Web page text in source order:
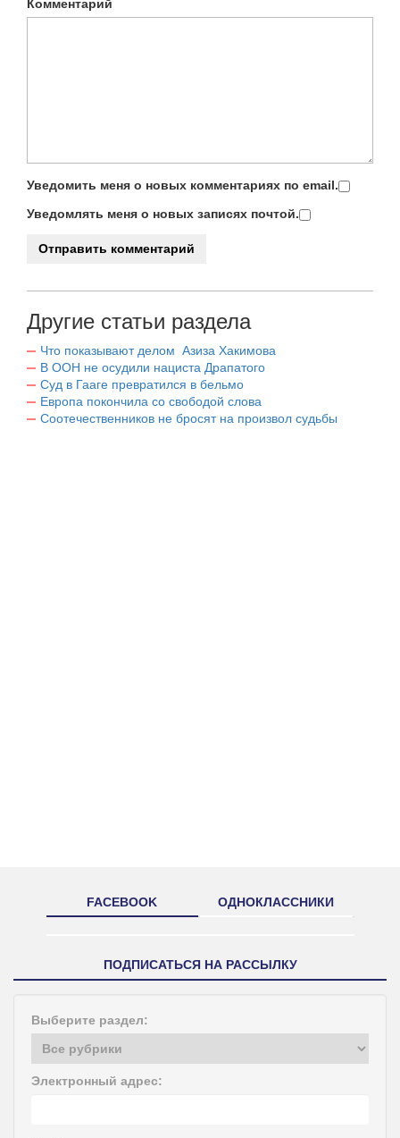
Комментарий
Уведомить меня о новых комментариях по email.
Уведомлять меня о новых записях почтой.
Другие статьи раздела
Что показывают делом Азиза Хакимова
В ООН не осудили нациста Драпатого
Суд в Гааге превратился в бельмо
Европа покончила со свободой слова
Соотечественников не бросят на произвол судьбы
FACEBOOK ОДНОКЛАССНИКИ
ПОДПИСАТЬСЯ НА РАССЫЛКУ
Выберите раздел:
Электронный адрес: